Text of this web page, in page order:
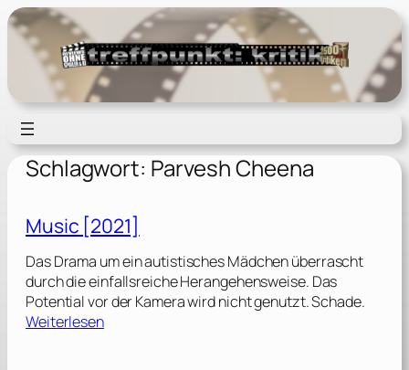
Zum
Inhalt
springen
Schlagwort: Parvesh Cheena
Music [2021]
Das Drama um ein autistisches Mädchen überrascht
durch die einfallsreiche Herangehensweise. Das
Potential vor der Kamera wird nicht genutzt. Schade.
Weiterlesen: